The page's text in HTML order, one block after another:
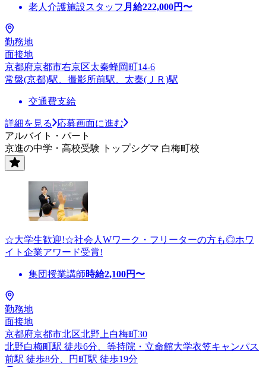
老人介護施設スタッフ 月給222,000円〜
勤務地
面接地
京都府京都市右京区太秦蜂岡町14-6
常盤(京都)駅、撮影所前駅、太秦(ＪＲ)駅
交通費支給
詳細を見る
応募画面に進む
アルバイト・パート
京進の中学・高校受験 トップシグマ 白梅町校
☆大学生歓迎!☆社会人Wワーク・フリーターの方も◎ホワ
イト企業アワード受賞!
集団授業講師時給2,100円〜
勤務地
面接地
京都府京都市北区北野上白梅町30
北野白梅町駅 徒歩6分、等持院・立命館大学衣笠キャンパス
前駅 徒歩8分、円町駅 徒歩19分